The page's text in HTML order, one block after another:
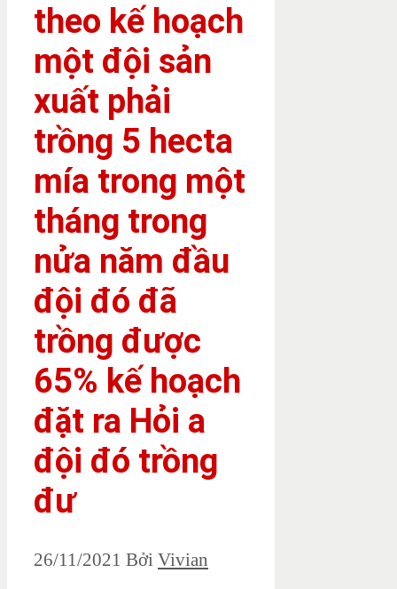
theo kế hoạch
một đội sản
xuất phải
trồng 5 hecta
mía trong một
tháng trong
nửa năm đầu
đội đó đã
trồng được
65% kế hoạch
đặt ra Hỏi a
đội đó trồng
đư
26/11/2021 Bởi Vivian